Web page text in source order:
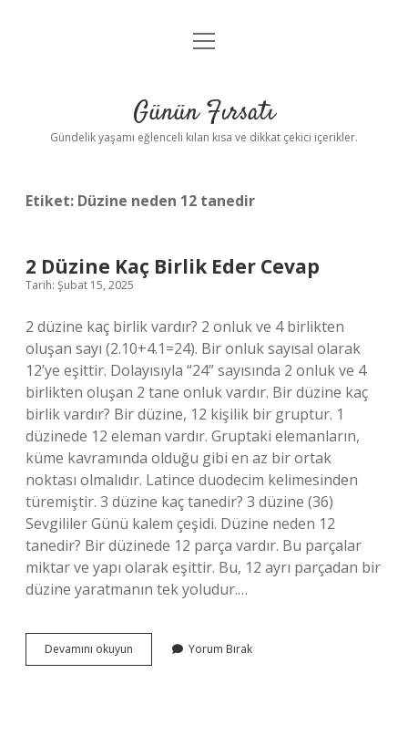
Anasayfa
Yasal Uyarı
menüyü
Günün Fırsatı
Gündelik yaşamı eğlenceli kılan kısa ve dikkat çekici içerikler.
Etiket: Düzine neden 12 tanedir
2 Düzine Kaç Birlik Eder Cevap
Tarih: Şubat 15, 2025
2 düzine kaç birlik vardır? 2 onluk ve 4 birlikten
oluşan sayı (2.10+4.1=24). Bir onluk sayısal olarak
12’ye eşittir. Dolayısıyla “24” sayısında 2 onluk ve 4
birlikten oluşan 2 tane onluk vardır. Bir düzine kaç
birlik vardır? Bir düzine, 12 kişilik bir gruptur. 1
düzinede 12 eleman vardır. Gruptaki elemanların,
küme kavramında olduğu gibi en az bir ortak
noktası olmalıdır. Latince duodecim kelimesinden
türemiştir. 3 düzine kaç tanedir? 3 düzine (36)
Sevgililer Günü kalem çeşidi. Düzine neden 12
tanedir? Bir düzinede 12 parça vardır. Bu parçalar
miktar ve yapı olarak eşittir. Bu, 12 ayrı parçadan bir
düzine yaratmanın tek yoludur.…
Devamını okuyun
Düzine
Yorum Bırak